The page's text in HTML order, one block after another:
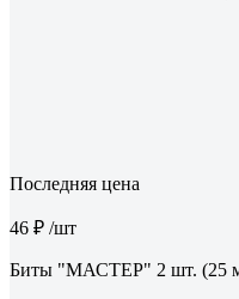
Последняя цена
46 ₽ /шт
Биты "МАСТЕР" 2 шт. (25